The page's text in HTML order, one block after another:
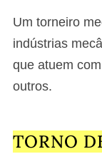
Um torneiro
indústrias
que atuem
outros.
TORNO